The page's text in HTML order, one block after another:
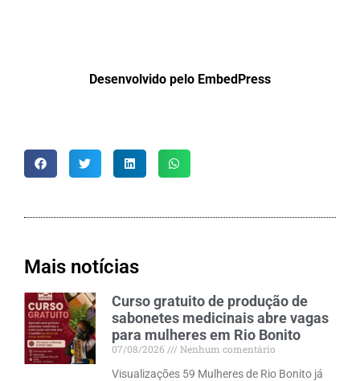
Desenvolvido pelo EmbedPress
Mais notícias
Curso gratuito de produção de
sabonetes medicinais abre vagas
para mulheres em Rio Bonito
07/08/2026
Nenhum comentário
Visualizações 59 Mulheres de Rio Bonito já